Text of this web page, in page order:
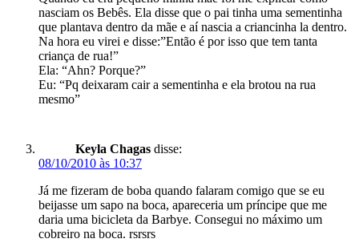
nasciam os Bebês. Ela disse que o pai tinha uma sementinha
que plantava dentro da mãe e aí nascia a criancinha la dentro.
Na hora eu virei e disse:”Então é por isso que tem tanta
criança de rua!”
Ela: “Ahn? Porque?”
Eu: “Pq deixaram cair a sementinha e ela brotou na rua
mesmo”
Keyla Chagas disse:
08/10/2010 às 10:37
Já me fizeram de boba quando falaram comigo que se eu
beijasse um sapo na boca, apareceria um príncipe que me
daria uma bicicleta da Barbye. Consegui no máximo um
cobreiro na boca. rsrsrs